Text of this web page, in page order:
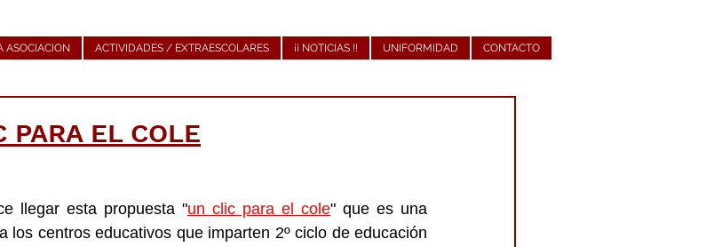
ASOCIACION ACTIVIDADES / EXTRAESCOLARES ¡¡ NOTICIAS !! UNIFORMIDAD CONTACTO
EL COLE
llegar esta propuesta "un clic para el cole" que es una
los centros educativos que imparten 2º ciclo de educación